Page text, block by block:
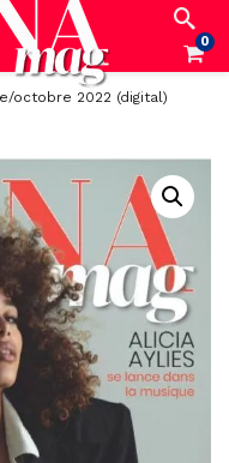
0
octobre 2022 (digital)